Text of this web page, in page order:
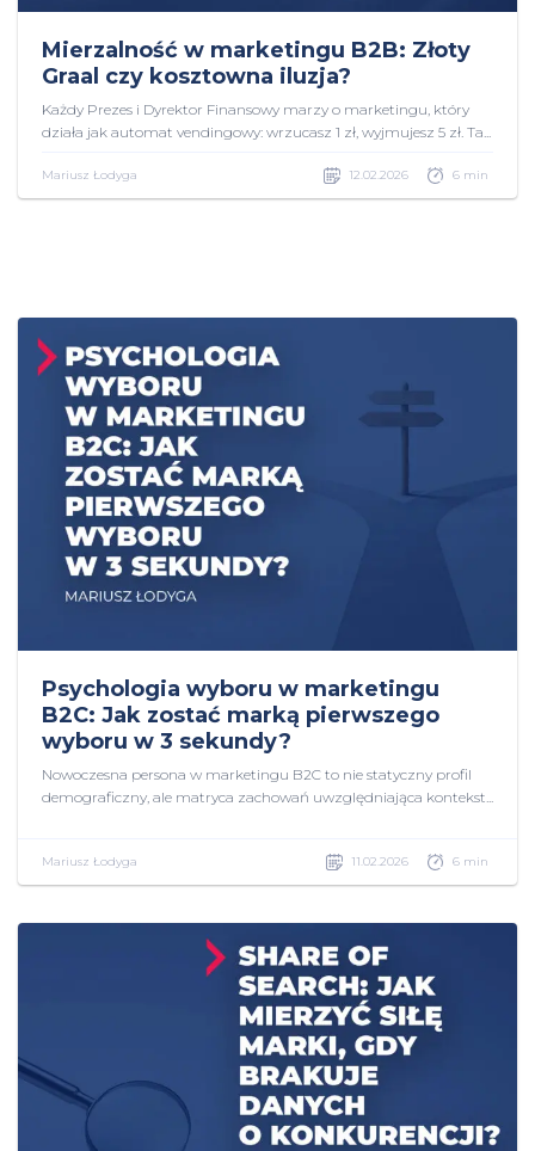
Mierzalność w marketingu B2B: Złoty
Graal czy kosztowna iluzja?
Każdy Prezes i Dyrektor Finansowy marzy o marketingu, który
działa jak automat vendingowy: wrzucasz 1 zł, wyjmujesz 5 zł. Ta...
Mariusz Łodyga 12.02.2026 6 min
Psychologia wyboru w marketingu
B2C: Jak zostać marką pierwszego
wyboru w 3 sekundy?
Nowoczesna persona w marketingu B2C to nie statyczny profil
demograficzny, ale matryca zachowań uwzględniająca kontekst...
Mariusz Łodyga 11.02.2026 6 min